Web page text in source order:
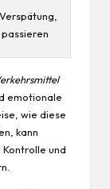
passieren
emotionale
wie diese
kann
und